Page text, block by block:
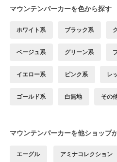
マウンテンパーカーを色から探す
ホワイト系 ブラック系
ベージュ系 グリーン系
イエロー系 ピンク系 レ
ゴールド系 白無地 その
マウンテンパーカーを他ショップ
エーグル アミナコレクション